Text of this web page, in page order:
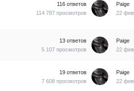
116 ответов
114 787 просмотров
Paige
22
13 ответов
5 107 просмотров
Paige
22
19 ответов
7 608 просмотров
Paige
22